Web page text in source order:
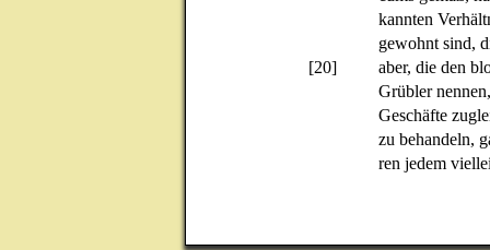
kannten
gewohnt sind,
[20]
aber, die den
Grübler
Geschäfte
zu behandeln,
ren jedem